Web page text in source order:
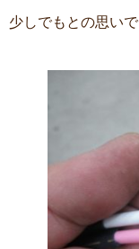
少しでもとの思いで